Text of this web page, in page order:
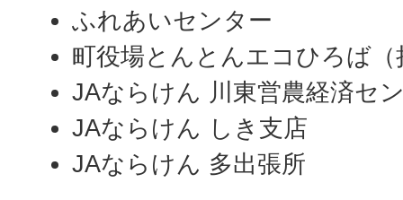
ふれあいセンター
町役場とんとんエコひろば
JAならけん 川東営農経済セ
JAならけん しき支店
JAならけん 多出張所